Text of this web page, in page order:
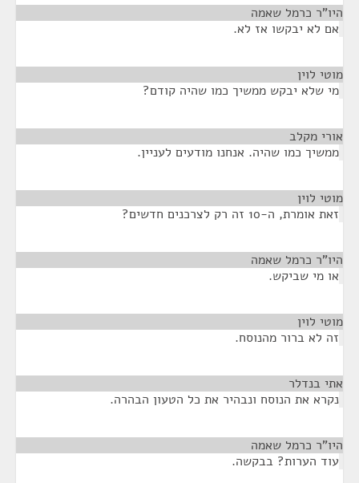
היו"ר כרמל שאמה
אם לא יבקשו אז לא.
מוטי לוין
מי שלא יבקש ממשיך כמו שהיה קודם?
אורי מקלב
ממשיך כמו שהיה. אנחנו מודעים לעניין.
מוטי לוין
זאת אומרת, ה-10 זה רק לצרכנים חדשים?
היו"ר כרמל שאמה
או מי שביקש.
מוטי לוין
זה לא ברור מהנוסח.
אתי בנדלר
נקרא את הנוסח ונבהיר את כל הטעון הבהרה.
היו"ר כרמל שאמה
עוד הערות? בבקשה.